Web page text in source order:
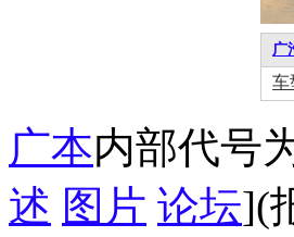
广
车
广本内部代号
述 图片 论坛](